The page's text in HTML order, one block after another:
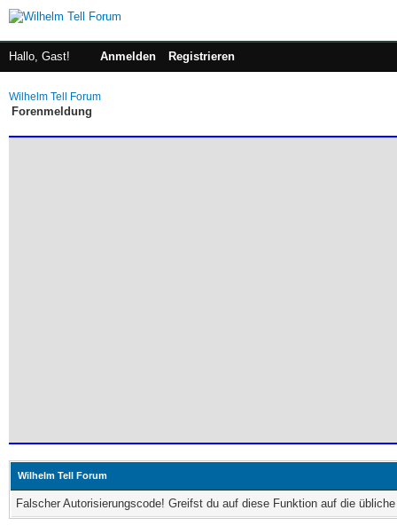
Hallo, Gast! Anmelden Registrieren
Wilhelm Tell Forum
Forenmeldung
Wilhelm Tell Forum
Falscher Autorisierungscode! Greifst du auf diese Funktion auf die